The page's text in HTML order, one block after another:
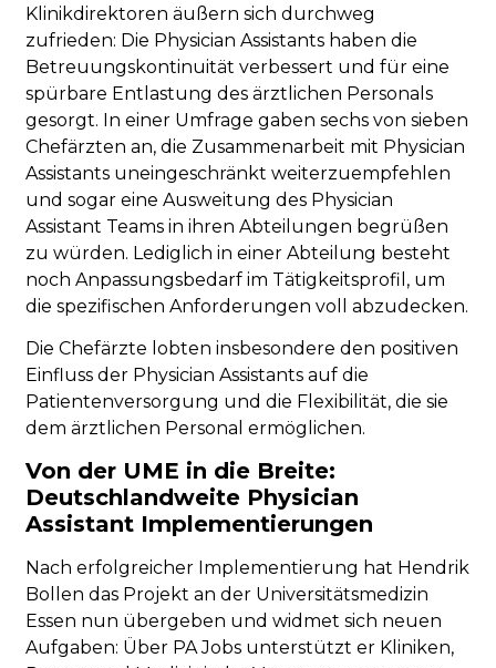
Klinikdirektoren äußern sich durchweg
zufrieden: Die Physician Assistants haben die
Betreuungskontinuität verbessert und für eine
spürbare Entlastung des ärztlichen Personals
gesorgt. In einer Umfrage gaben sechs von sieben
Chefärzten an, die Zusammenarbeit mit Physician
Assistants uneingeschränkt weiterzuempfehlen
und sogar eine Ausweitung des Physician
Assistant Teams in ihren Abteilungen begrüßen
zu würden. Lediglich in einer Abteilung besteht
noch Anpassungsbedarf im Tätigkeitsprofil, um
die spezifischen Anforderungen voll abzudecken.
Die Chefärzte lobten insbesondere den positiven
Einfluss der Physician Assistants auf die
Patientenversorgung und die Flexibilität, die sie
dem ärztlichen Personal ermöglichen.
Von der UME in die Breite:
Deutschlandweite Physician
Assistant Implementierungen
Nach erfolgreicher Implementierung hat Hendrik
Bollen das Projekt an der Universitätsmedizin
Essen nun übergeben und widmet sich neuen
Aufgaben: Über PA Jobs unterstützt er Kliniken,